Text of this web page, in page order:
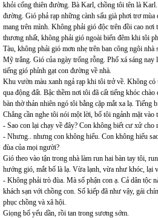
khỏi cổng thiên đường. Bà Karl, chồng tôi tên là
đường. Gió phả rạp những cành sấu già phơi trơ
mang trên mình. Không phải gió độc trên đồi cao
thương nhất, không phải gió ngoài biển đêm khi tôi
Tàu, không phải gió mơn nhẹ trên ban công ngôi nhà
Mỹ trắng. Gió của ngày trống rỗng. Phố xá sáng nay
tiếng gió phỉnh gạt con đường về nhà.
Khu vườn màu xanh ngả rạp khi tôi trở về. Không
qua động đất. Bậc thềm nơi tôi đã cất tiếng khóc
bàn thờ thản nhiên ngó tôi bằng cặp mắt xa lạ. Tiếng
Chẳng cần nghe tôi nói một lời, bố tôi ngảnh mặt vào
- Sao con lại chạy về đây? Con không biết cư xử cho
- Nhưng.. nhưng con không hiểu. Con không hiểu
đùa của mọi người?
Gió theo vào tận trong nhà làm run hai bàn tay tôi,
hướng gió, mắt bố là lạ. Vừa lạnh, vừa như khóc, lại
- Không phải trò đùa. Mà số phận con ạ. Cả dân tộc
khách sạn với chồng con. Số kiếp đã như vậy, gái
phục chồng và xã hội.
Giọng bố yếu dần, rồi tan trong sương sớm.